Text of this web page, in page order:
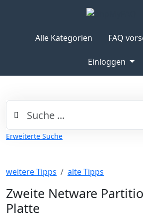
Alle Kategorien FAQ
Einloggen
Erweiterte Suche
weitere Tipps alte Tipps
Zweite Netware
Platte